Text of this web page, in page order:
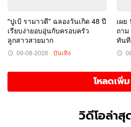
"ปูเป้ รามาวดี" ฉลองวันเกิด 48 ปี
เรียบง่ายอบอุ่นกับครอบครัว
ลูกสาวสวยมาก
09-08-2026 บันเทิง
เผ
ถา
ทัน
โหลดเพิ่ม
วิดีโอล่าสุ